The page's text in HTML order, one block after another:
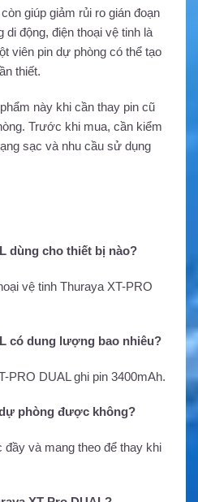
giúp giảm rủi ro gián đoạn
di động, điện thoại vệ tinh là
viên pin dự phòng có thể tạo
thiết.
này khi cần thay pin cũ
Trước khi mua, cần kiểm
sạc và nhu cầu sử dụng
dùng cho thiết bị nào?
vệ tinh Thuraya XT-PRO
có dung lượng bao nhiêu?
PRO DUAL ghi pin 3400mAh.
phòng được không?
và mang theo để thay khi